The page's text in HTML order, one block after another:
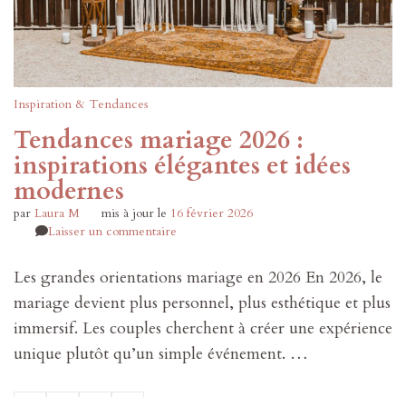
Inspiration & Tendances
Tendances mariage 2026 :
inspirations élégantes et idées
modernes
par Laura M mis à jour le 16 février 2026
Laisser un commentairesur
2026
:
inspirations
élégantes
et
Les grandes orientations mariage en 2026 En 2026, le
mariage devient plus personnel, plus esthétique et plus
immersif. Les couples cherchent à créer une expérience
unique plutôt qu’un simple événement. …